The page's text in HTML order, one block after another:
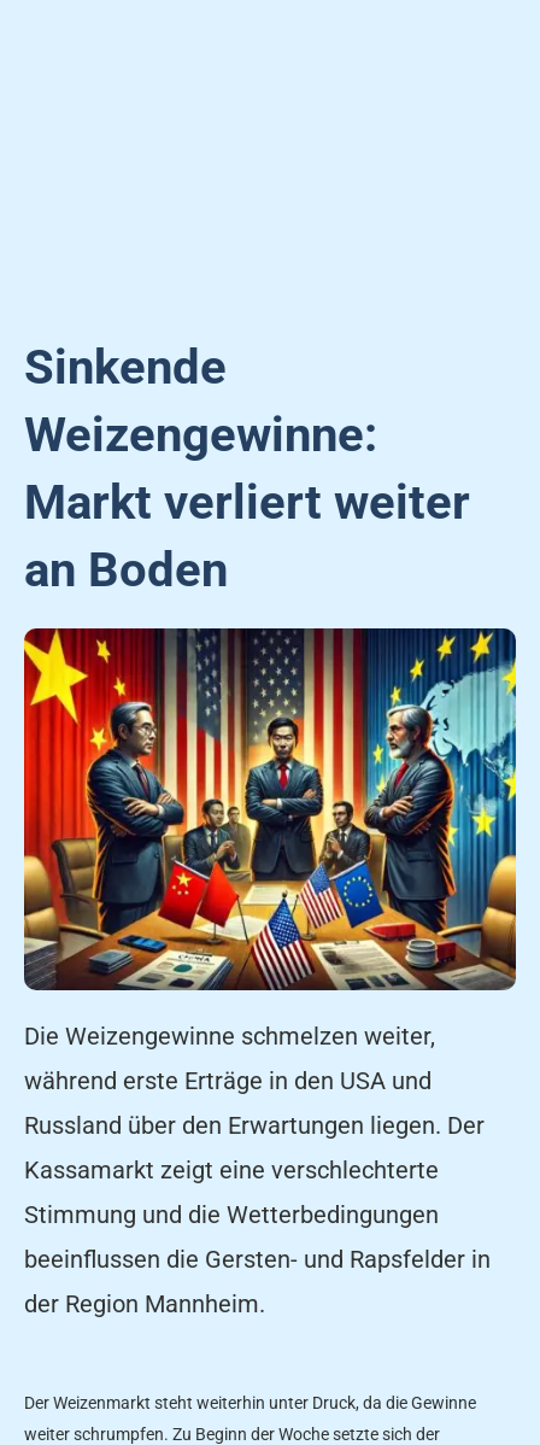
Sinkende
Weizengewinne:
Markt verliert weiter
an Boden
Die Weizengewinne schmelzen weiter,
während erste Erträge in den USA und
Russland über den Erwartungen liegen. Der
Kassamarkt zeigt eine verschlechterte
Stimmung und die Wetterbedingungen
beeinflussen die Gersten- und Rapsfelder in
der Region Mannheim.
Der Weizenmarkt steht weiterhin unter Druck, da die Gewinne
weiter schrumpfen. Zu Beginn der Woche setzte sich der